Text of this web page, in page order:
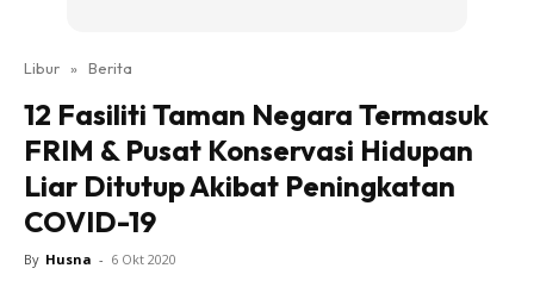
Libur » Berita
12 Fasiliti Taman Negara Termasuk
FRIM & Pusat Konservasi Hidupan
Liar Ditutup Akibat Peningkatan
COVID-19
By Husna - 6 Okt 2020